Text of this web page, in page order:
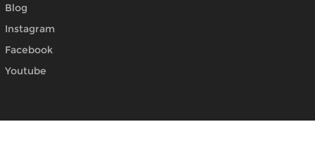
Blog
Instagram
Facebook
Youtube